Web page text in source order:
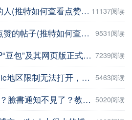
推特如何查看已关注的人(推特如何查看点赞记录) 11137阅读
推特如何查看自己的点赞的帖子(推特如何查看自己的点赞的帖子数量 ) 9531阅读
字节首个AI对话式APP“豆包”及其网页版正式上线 7239阅读
如何解决youtube music地区限制无法打开，并在手机上进行下载操作 5463阅读
Facebook 收不到通知？臉書通知不見了？教你5招輕鬆解決 | iPhoneTipSo 5020阅读